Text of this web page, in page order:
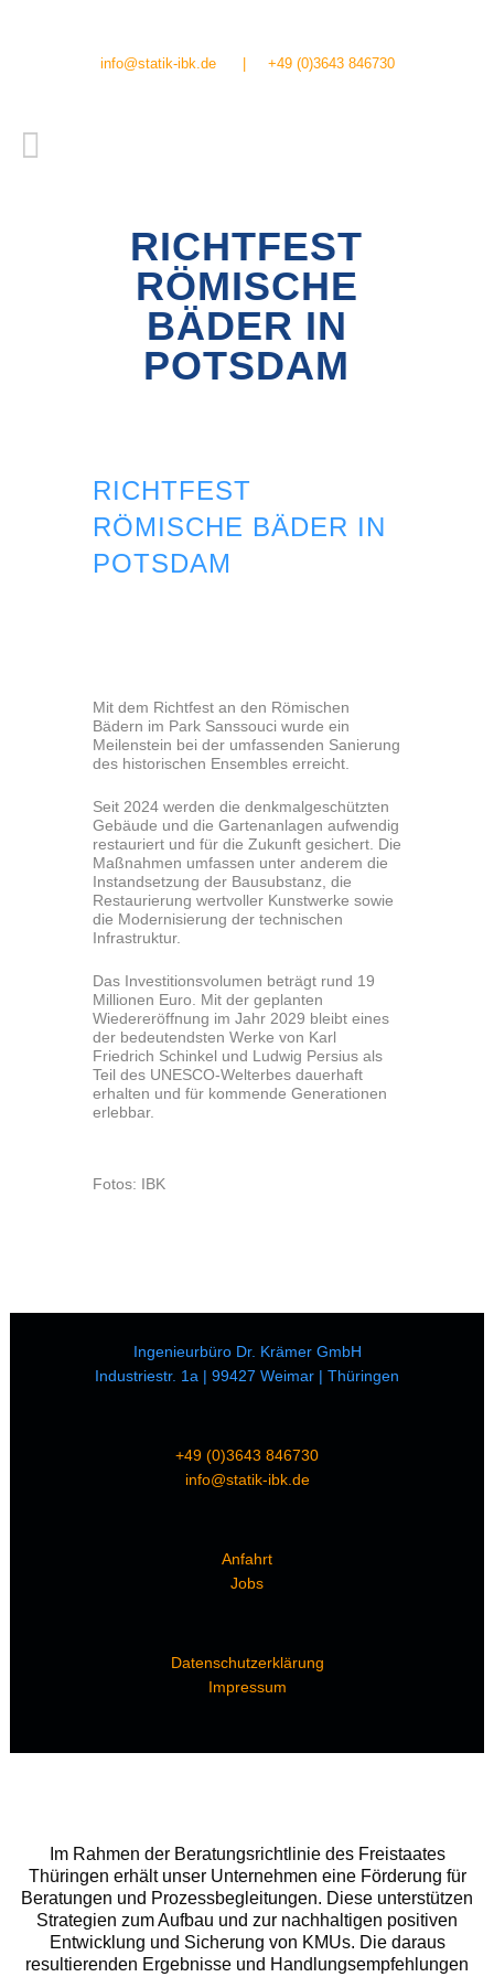
info@statik-ibk.de| +49 (0)3643 846730
RICHTFEST
RÖMISCHE
BÄDER IN
POTSDAM
RICHTFEST
RÖMISCHE BÄDER IN
POTSDAM
Mit dem Richtfest an den Römischen
Bädern im Park Sanssouci wurde ein
Meilenstein bei der umfassenden Sanierung
des historischen Ensembles erreicht.
Seit 2024 werden die denkmalgeschützten
Gebäude und die Gartenanlagen aufwendig
restauriert und für die Zukunft gesichert. Die
Maßnahmen umfassen unter anderem die
Instandsetzung der Bausubstanz, die
Restaurierung wertvoller Kunstwerke sowie
die Modernisierung der technischen
Infrastruktur.
Das Investitionsvolumen beträgt rund 19
Millionen Euro. Mit der geplanten
Wiedereröffnung im Jahr 2029 bleibt eines
der bedeutendsten Werke von Karl
Friedrich Schinkel und Ludwig Persius als
Teil des UNESCO-Welterbes dauerhaft
erhalten und für kommende Generationen
erlebbar.
Fotos: IBK
Ingenieurbüro Dr. Krämer GmbH
Industriestr. 1a | 99427 Weimar | Thüringen
+49 (0)3643 846730
info@statik-ibk.de
Anfahrt
Jobs
Datenschutzerklärung
Impressum
Im Rahmen der Beratungsrichtlinie des Freistaates
Thüringen erhält unser Unternehmen eine Förderung für
Beratungen und Prozessbegleitungen. Diese unterstützen
Strategien zum Aufbau und zur nachhaltigen positiven
Entwicklung und Sicherung von KMUs. Die daraus
resultierenden Ergebnisse und Handlungsempfehlungen